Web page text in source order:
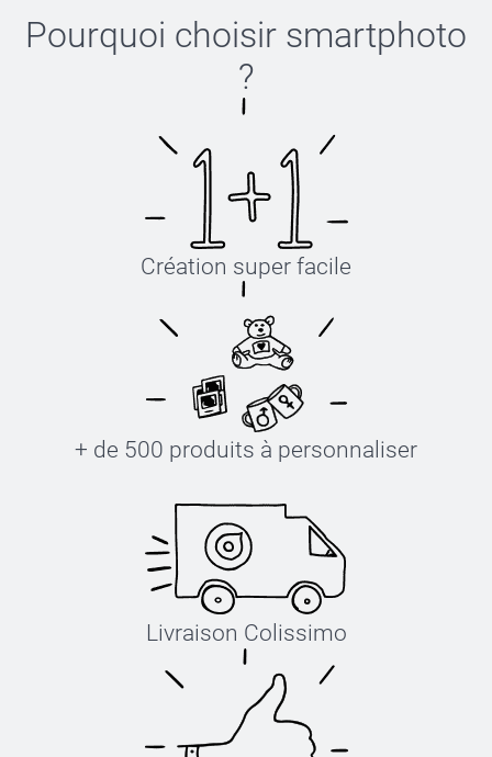
Pourquoi choisir smartphoto
?
Création super facile
+ de 500 produits à personnaliser
Livraison Colissimo